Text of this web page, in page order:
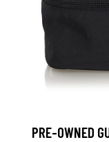
PRE-OWNED